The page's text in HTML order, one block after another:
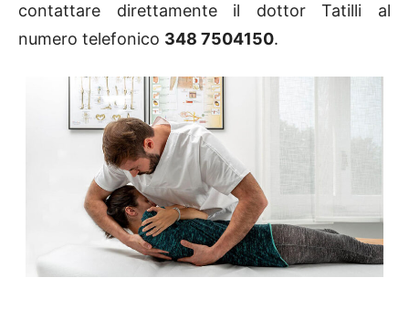
contattare direttamente il dottor Tatilli al
numero telefonico 348 7504150.